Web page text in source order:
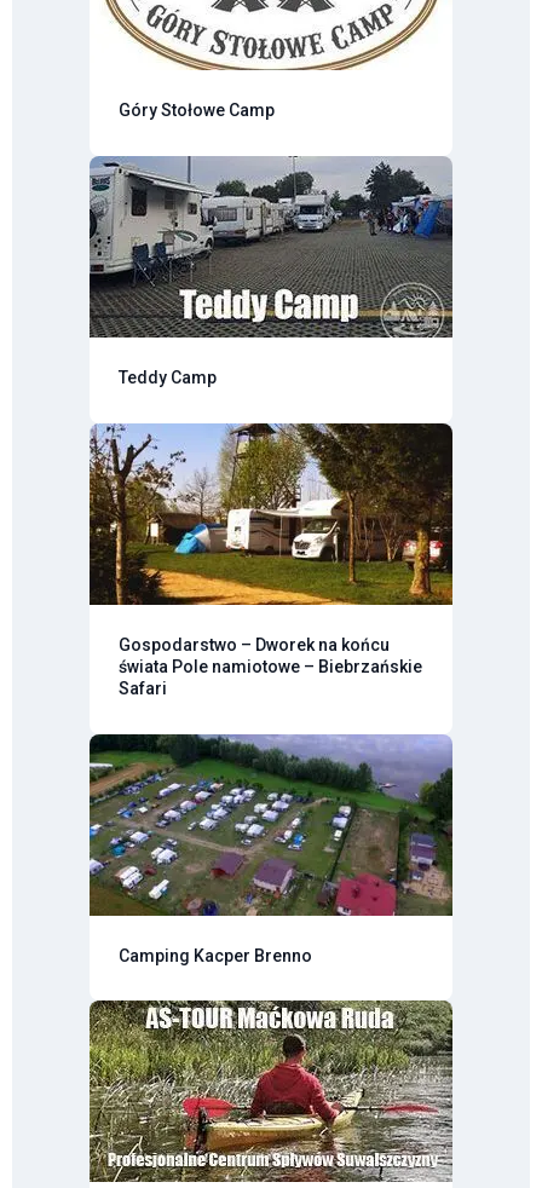
Góry Stołowe Camp
Teddy Camp
Gospodarstwo – Dworek na końcu
świata Pole namiotowe – Biebrzańskie
Safari
Camping Kacper Brenno